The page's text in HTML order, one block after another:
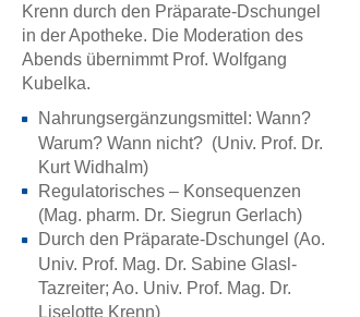
Krenn durch den Präparate-Dschungel
in der Apotheke. Die Moderation des
Abends übernimmt Prof. Wolfgang
Kubelka.
Nahrungsergänzungsmittel: Wann?
Warum? Wann nicht? (Univ. Prof. Dr.
Kurt Widhalm)
Regulatorisches – Konsequenzen
(Mag. pharm. Dr. Siegrun Gerlach)
Durch den Präparate-Dschungel (Ao.
Univ. Prof. Mag. Dr. Sabine Glasl-
Tazreiter; Ao. Univ. Prof. Mag. Dr.
Liselotte Krenn)